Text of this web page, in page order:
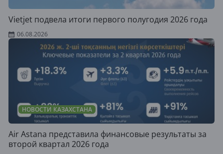
Vietjet подвела итоги первого полугодия 2026 года
06.08.2026
НОВОСТИ КАЗАХСТАНА
Air Astana представила финансовые результаты за
второй квартал 2026 года